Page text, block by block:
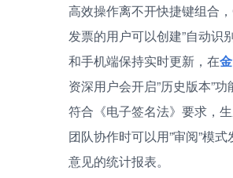
高效操作离不开快捷键组合
发票的用户可以创建”自动识
和手机端保持实时更新，在
资深用户会开启”历史版本”
符合《电子签名法》要求，
团队协作时可以用”审阅”模
意见的统计报表。